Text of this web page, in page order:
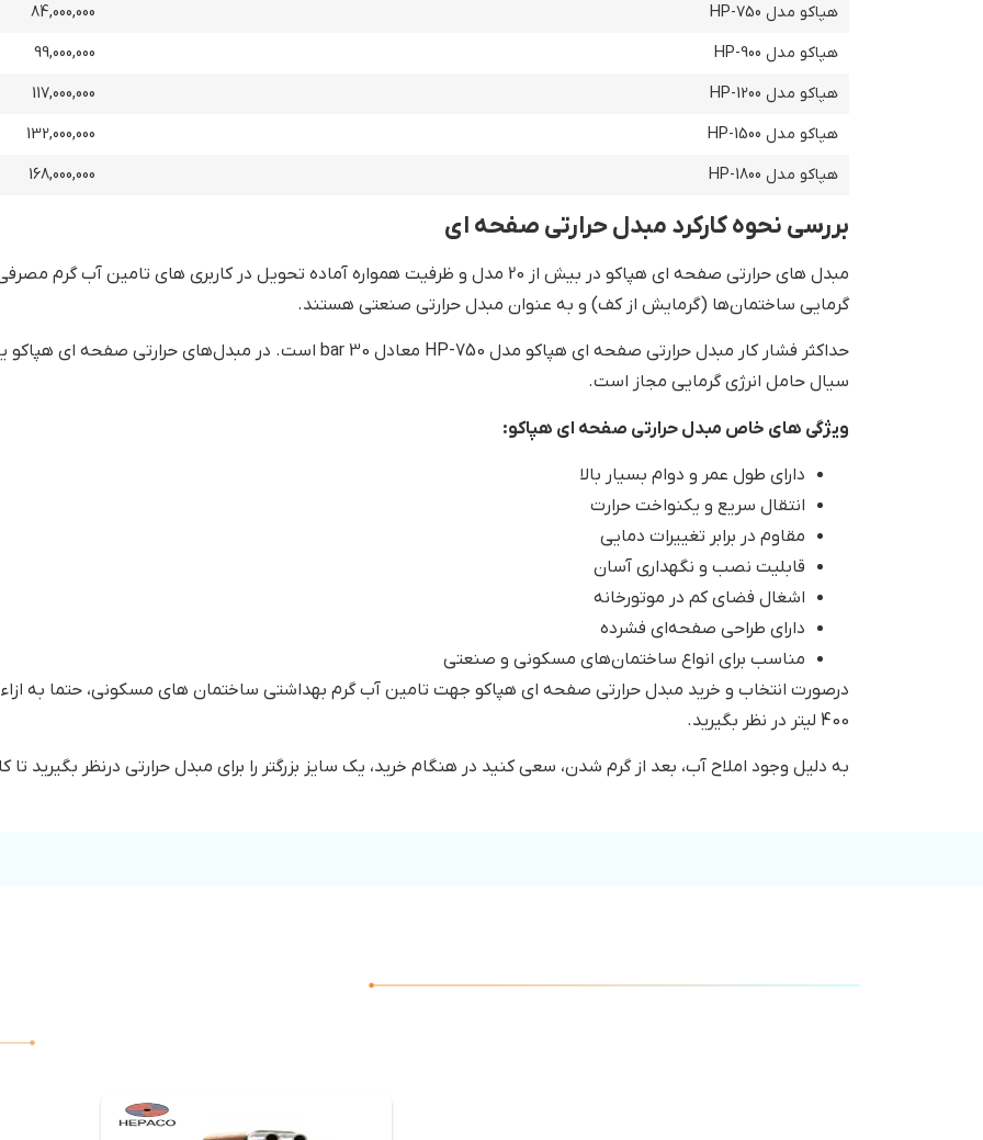
هپاکو مدل HP-750
84,000,000
هپاکو مدل HP-900
99,000,000
هپاکو مدل HP-1200
117,000,000
هپاکو مدل HP-1500
132,000,000
هپاکو مدل HP-1800
168,000,000
بررسی نحوه کارکرد مبدل حرارتی صفحه ای
مبدل های حرارتی صفحه ای هپاکو در بیش از 20 مدل و ظرفیت همواره آماده تحویل در کاربری های
گرمایی ساختمان‌ها (گرمایش از کف) و به عنوان مبدل حرارتی صنعتی هستند.
سیال حامل انرژی گرمایی مجاز است.
ویژگی های خاص مبدل حرارتی صفحه ای هپاکو:
دارای طول عمر و دوام بسیار بالا
انتقال سریع و یکنواخت حرارت
مقاوم در برابر تغییرات دمایی
قابلیت نصب و نگهداری آسان
اشغال فضای کم در موتورخانه
دارای طراحی صفحه‌ای فشرده
مناسب برای انواع ساختمان‌های مسکونی و صنعتی
400 لیتر در نظر بگیرید.
به دلیل وجود املاح آب، بعد از گرم شدن، سعی کنید در هنگام خرید، یک سایز بزرگتر را برای مبدل حرارتی درنظر بگیرید تا